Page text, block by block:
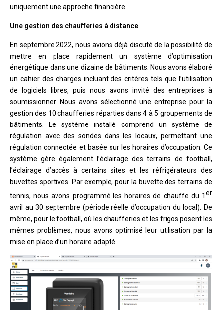
uniquement une approche financière.
Une gestion des chaufferies à distance
En septembre 2022, nous avions déjà discuté de la possibilité de
mettre en place rapidement un système d’optimisation
énergétique dans une dizaine de bâtiments. Nous avons élaboré
un cahier des charges incluant des critères tels que l’utilisation
de logiciels libres, puis nous avons invité des entreprises à
soumissionner. Nous avons sélectionné une entreprise pour la
gestion des 10 chaufferies réparties dans 4 à 5 groupements de
bâtiments. Le système installé comprend un système de
régulation avec des sondes dans les locaux, permettant une
régulation connectée et basée sur les horaires d’occupation. Ce
système gère également l’éclairage des terrains de football,
l’éclairage d’accès à certains sites et les réfrigérateurs des
buvettes sportives. Par exemple, pour la buvette des terrains de
tennis, nous avons programmé les horaires de chauffe du 1er
avril au 30 septembre (période réelle d’occupation du local). De
même, pour le football, où les chaufferies et les frigos posent les
mêmes problèmes, nous avons optimisé leur utilisation par la
mise en place d’un horaire adapté.